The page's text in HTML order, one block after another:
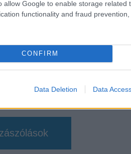
allow Google to enable storage related
functionality and fraud
CONFIRM
Data Deletion Data